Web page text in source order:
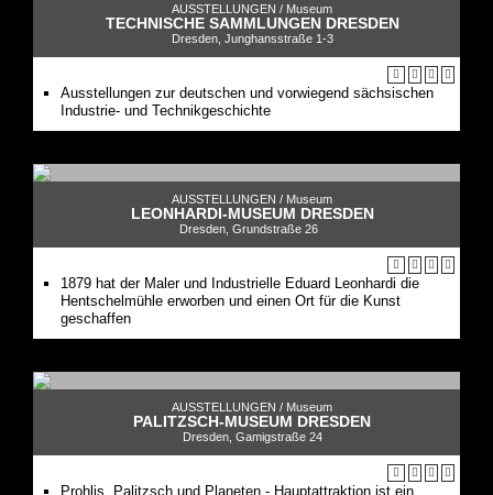
AUSSTELLUNGEN / Museum
TECHNISCHE SAMMLUNGEN DRESDEN
Dresden, Junghansstraße 1-3
Ausstellungen zur deutschen und vorwiegend sächsischen
Industrie- und Technikgeschichte
AUSSTELLUNGEN / Museum
LEONHARDI-MUSEUM DRESDEN
Dresden, Grundstraße 26
1879 hat der Maler und Industrielle Eduard Leonhardi die
Hentschelmühle erworben und einen Ort für die Kunst
geschaffen
AUSSTELLUNGEN / Museum
PALITZSCH-MUSEUM DRESDEN
Dresden, Gamigstraße 24
Prohlis, Palitzsch und Planeten - Hauptattraktion ist ein